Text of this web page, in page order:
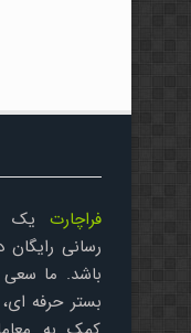
فراچارت یک
رسانی رایگان
باشد. ما سعی
بستر حرفه